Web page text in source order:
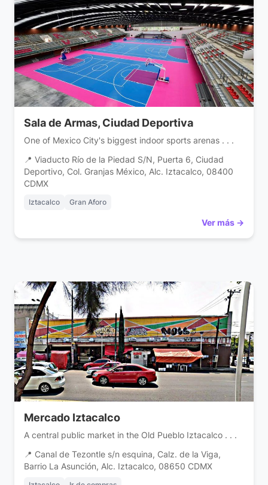
Sala de Armas, Ciudad Deportiva
One of Mexico City's biggest indoor sports arenas . . .
📍 Viaducto Río de la Piedad S/N, Puerta 6, Ciudad
Deportivo, Col. Granjas México, Alc. Iztacalco, 08400
CDMX
Iztacalco Gran Aforo
Ver más →
Mercado Iztacalco
A central public market in the Old Pueblo Iztacalco . . .
📍 Canal de Tezontle s/n esquina, Calz. de la Viga,
Barrio La Asunción, Alc. Iztacalco, 08650 CDMX